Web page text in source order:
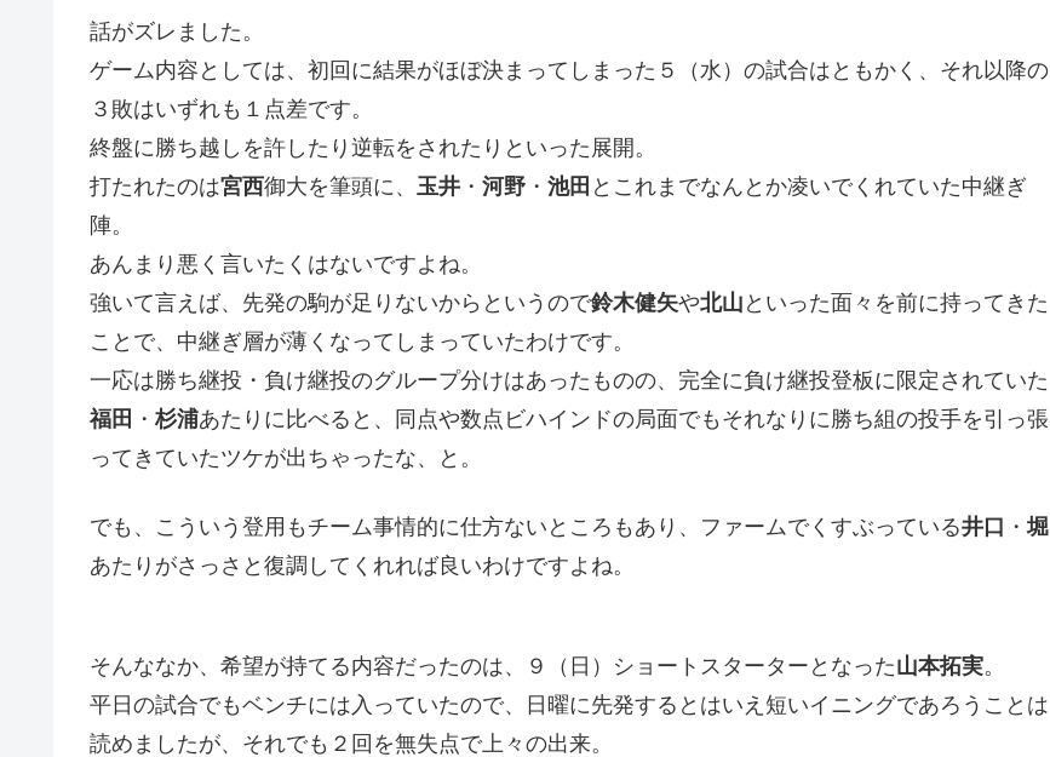
話がズレました。
ゲーム内容としては、初回に結果がほぼ決まってしまった５（水）の試合はともかく、それ以降の
３敗はいずれも１点差です。
終盤に勝ち越しを許したり逆転をされたりといった展開。
打たれたのは宮西御大を筆頭に、 玉井 ・ 河野 ・ 池田 とこれまでなんとか凌いでくれていた中継ぎ
陣。
あんまり悪く言いたくはないですよね。
強いて言えば、先発の駒が足りないからというので鈴木健矢や北山 といった面々を前に持ってきた
ことで、中継ぎ層が薄くなってしまっていたわけです。
一応は勝ち継投・負け継投のグループ分けはあったものの、完全に負け継投登板に限定されていた
福田 ・杉浦あたりに比べると、同点や数点ビハインドの局面でもそれなりに勝ち組の投手を引っ張
ってきていたツケが出ちゃったな、と。
でも、こういう登用もチーム事情的に仕方ないところもあり、ファームでくすぶっている井口 ・堀
あたりがさっさと復調してくれれば良いわけですよね。
そんななか、希望が持てる内容だったのは、９（日）ショートスターターとなった山本拓実。
平日の試合でもベンチには入っていたので、日曜に先発するとはいえ短いイニングであろうことは
読めましたが、それでも２回を無失点で上々の出来。